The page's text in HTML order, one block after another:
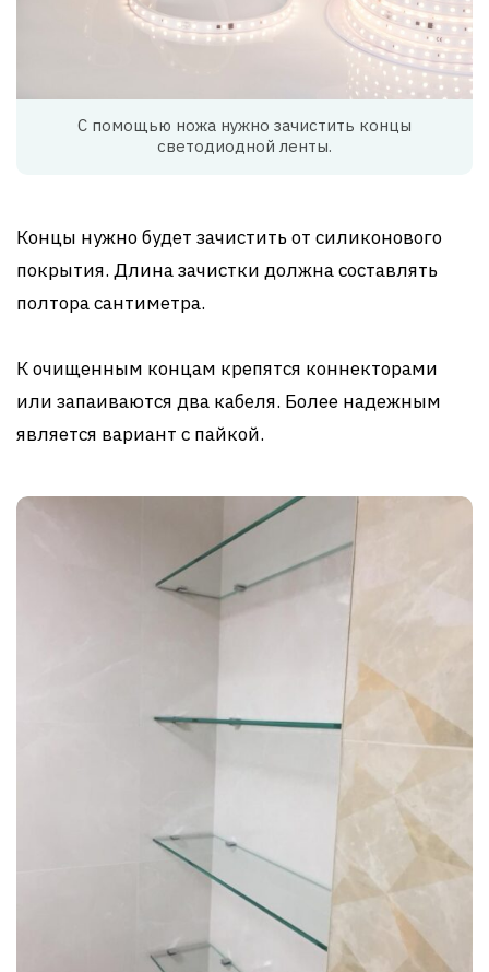
С помощью ножа нужно зачистить концы
светодиодной ленты.
Концы нужно будет зачистить от силиконового
покрытия. Длина зачистки должна составлять
полтора сантиметра.
К очищенным концам крепятся коннекторами
или запаиваются два кабеля. Более надежным
является вариант с пайкой.